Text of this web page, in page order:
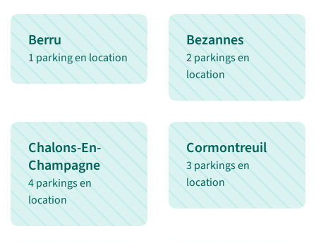
Berru
1 parking en location
Bezannes
2 parkings en
location
Chalons-En-
Champagne
4 parkings en
location
Cormontreuil
3 parkings en
location